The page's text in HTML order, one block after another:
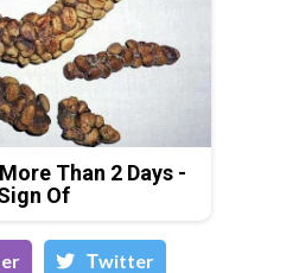
Than 2 Days -
Of
Тwitter